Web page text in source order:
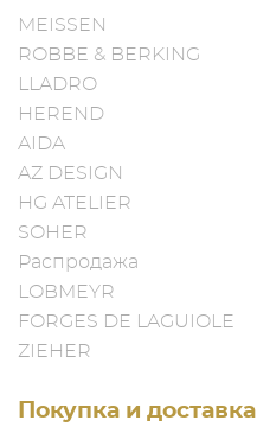
MEISSEN
ROBBE & BERKING
LLADRO
HEREND
AIDA
AZ DESIGN
HG ATELIER
SOHER
Распродажа
LOBMEYR
FORGES DE LAGUIOLE
ZIEHER
Покупка и доставка